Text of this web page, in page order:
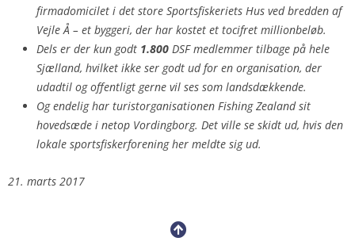
firmadomicilet i det store Sportsfiskeriets Hus ved bredden af
Vejle Å – et byggeri, der har kostet et tocifret millionbeløb.
Dels er der kun godt 1.800 DSF medlemmer tilbage på hele
Sjælland, hvilket ikke ser godt ud for en organisation, der
udadtil og offentligt gerne vil ses som landsdækkende.
Og endelig har turistorganisationen Fishing Zealand sit
hovedsæde i netop Vordingborg. Det ville se skidt ud, hvis den
lokale sportsfiskerforening her meldte sig ud.
21. marts 2017